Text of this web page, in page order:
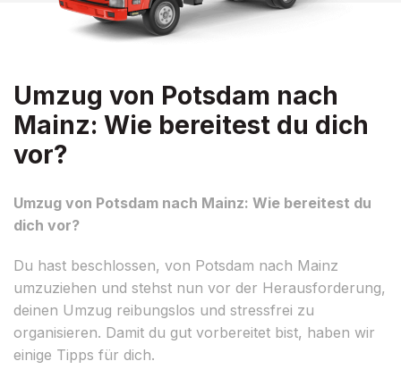
Umzug von Potsdam nach
Mainz: Wie bereitest du dich
vor?
Umzug von Potsdam nach Mainz: Wie bereitest du
dich vor?
Du hast beschlossen, von Potsdam nach Mainz
umzuziehen und stehst nun vor der Herausforderung,
deinen Umzug reibungslos und stressfrei zu
organisieren. Damit du gut vorbereitet bist, haben wir
einige Tipps für dich.